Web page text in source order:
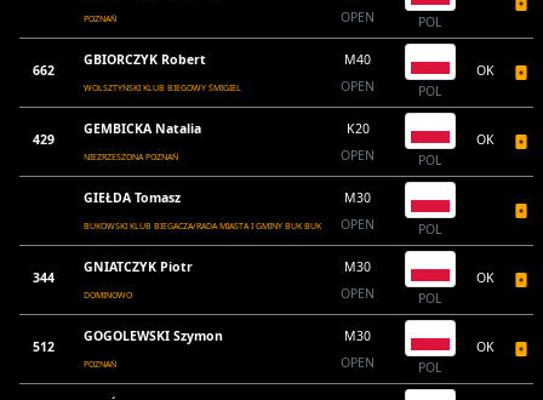
POZNAŃ
OPEN
POL
662
GBIORCZYK Robert
WOLSZTYNSKI KLUB BIEGOWY ŚMIGIEL
M40
OPEN
POL
OK
429
GEMBICKA Natalia
NIEZRZESZONA POZNAŃ
K20
OPEN
POL
OK
GIEŁDA Tomasz
BUKOWSKI KLUB BIEGACZA/RADA MIASTA I GMINY BUK BUK
M30
OPEN
POL
344
GNIATCZYK Piotr
DOMINOWO
M30
OPEN
POL
OK
512
GOGOLEWSKI Szymon
POZNAŃ
M30
OPEN
POL
OK